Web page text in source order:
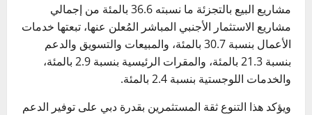
مشاريع البيع بالتجزئة ما نسبته 36.6 بالمئة من إجمالي
مشاريع الاستثمار الأجنبي المباشر المُعلن عنها، تبعتها خدمات
الأعمال بنسبة 30.7 بالمئة، والمبيعات والتسويق والدعم
بنسبة 21.3 بالمئة، والمقرات الرئيسية بنسبة 2.9 بالمئة،
والخدمات اللوجستية بنسبة 2.4 بالمئة.
ويؤكد هذا التنوع ثقة المستثمرين بقدرة دبي على توفير الدعم